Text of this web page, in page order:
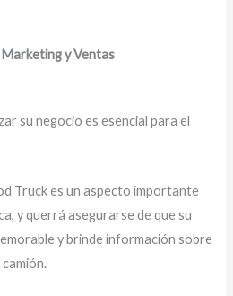
y Ventas
su negocio es esencial para el
Truck es un aspecto importante
y querrá asegurarse de que su
y brinde información sobre